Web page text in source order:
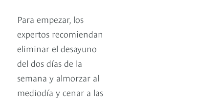
Para empezar, los
expertos recomiendan
eliminar el desayuno
del dos días de la
semana y almorzar al
mediodía y cenar a las